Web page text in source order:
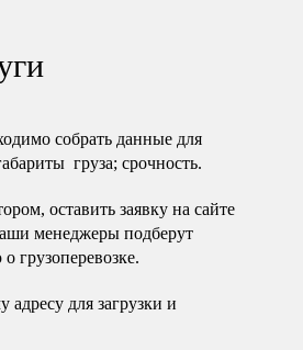
собрать данные для
груза; срочность.
оставить заявку на сайте
менеджеры подберут
грузоперевозке.
для загрузки и